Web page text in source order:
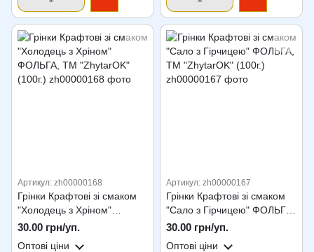
Артикул: zh00000168
Грінки Крафтові зі смаком
"Холодець з Хріном"
ФОЛЬГА, ТМ "ZhytarOK"
30.00 грн/уп.
Оптові ціни
Артикул: zh00000167
Грінки Крафтові зі смаком
"Сало з Гірчицею" ФОЛЬГА,
ТМ "ZhytarOK" (100г.)
30.00 грн/уп.
Оптові ціни